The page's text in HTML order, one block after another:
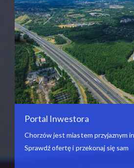
Portal Inwestora
Chorzów jest miastem przyjaznym
Sprawdź ofertę i przekonaj się sam